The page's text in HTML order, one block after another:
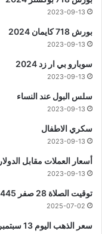
2023-09-13
بورش 718 كايمان 2024
2023-09-13
سوبارو بي ار زد 2024
2023-09-13
سلس البول عند النساء
2023-09-13
سكري الاطفال
2023-09-13
أسعار العملات مقابل الدولار 13 سبتمبر
2023-09-13
توقيت الصلاة 28 صفر 1445 هجري
2025-07-02
سعر الذهب اليوم 13 سبتمبر